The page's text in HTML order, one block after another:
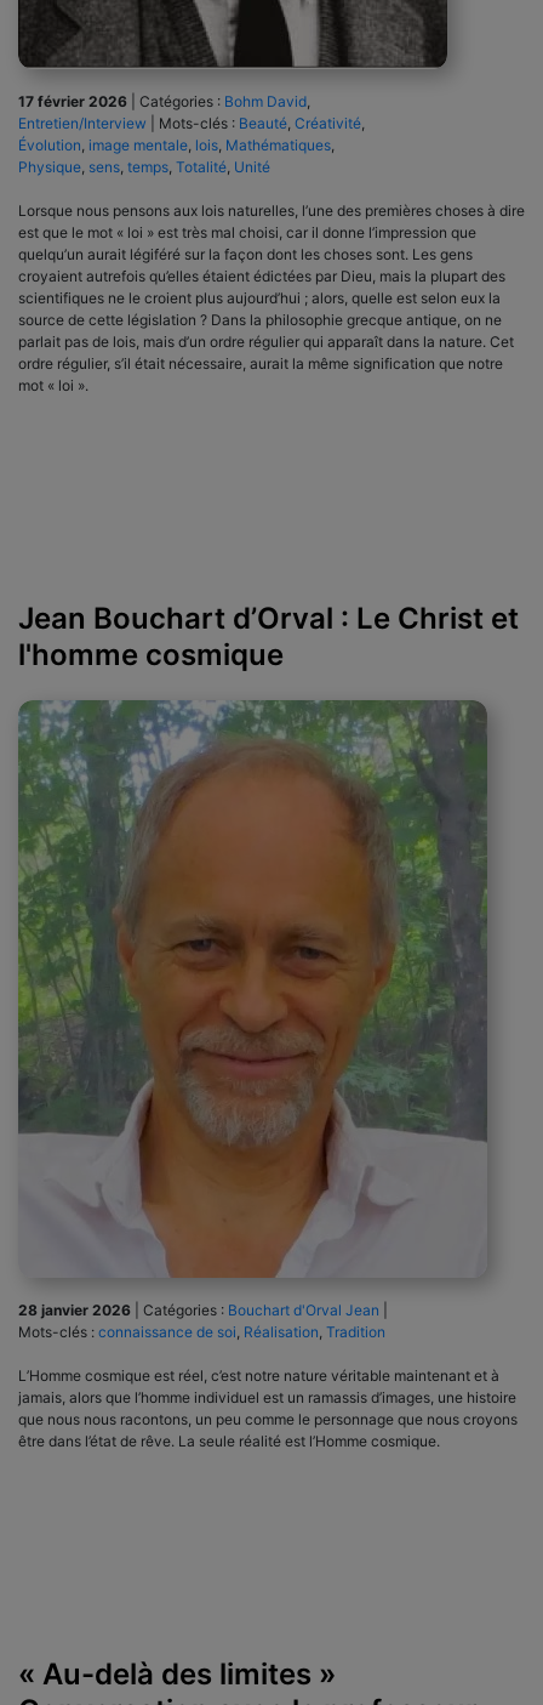
17 février 2026 Catégories : Bohm David
Entretien/Interview
Mots-clés : Beauté Créativité
Évolution image mentale lois Mathématiques
Physique sens temps Totalité Unité
Lorsque nous pensons aux lois naturelles, l’une des premières choses à dire
est que le mot « loi » est très mal choisi, car il donne l’impression que
quelqu’un aurait légiféré sur la façon dont les choses sont. Les gens
croyaient autrefois qu’elles étaient édictées par Dieu, mais la plupart des
scientifiques ne le croient plus aujourd’hui ; alors, quelle est selon eux la
source de cette législation ? Dans la philosophie grecque antique, on ne
parlait pas de lois, mais d’un ordre régulier qui apparaît dans la nature. Cet
ordre régulier, s’il était nécessaire, aurait la même signification que notre
mot « loi ».
Jean Bouchart d’Orval : Le Christ et
l'homme cosmique
28 janvier 2026 Catégories : Bouchart d'Orval Jean
Mots-clés : connaissance de soi Réalisation Tradition
L’Homme cosmique est réel, c’est notre nature véritable maintenant et à
jamais, alors que l’homme individuel est un ramassis d’images, une histoire
que nous nous racontons, un peu comme le personnage que nous croyons
être dans l’état de rêve. La seule réalité est l’Homme cosmique.
« Au-delà des limites »